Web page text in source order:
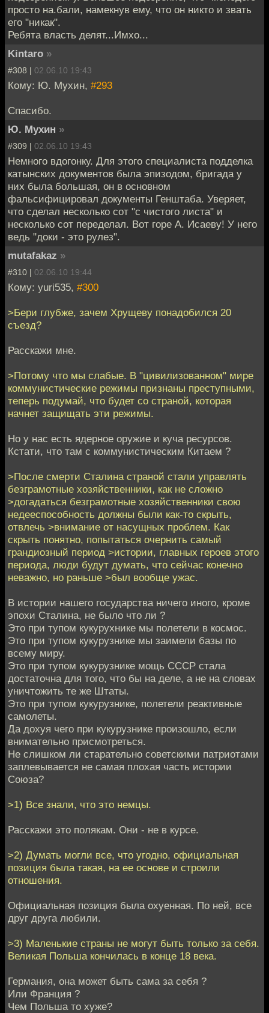
просто на.бали, намекнув ему, что он никто и звать
его "никак".
Ребята власть делят...Имхо...
Kintaro »
#308 | 02.06.10 19:43
Кому: Ю. Мухин, #293
Спасибо.
Ю. Мухин »
#309 | 02.06.10 19:43
Немного вдогонку. Для этого специалиста подделка
катынских документов была эпизодом, бригада у
них была большая, он в основном
фальсифицировал документы Генштаба. Уверяет,
что сделал несколько сот "с чистого листа" и
несколько сот переделал. Вот горе А. Исаеву! У него
ведь "доки - это рулез".
mutafakaz »
#310 | 02.06.10 19:44
Кому: yuri535, #300
>Бери глубже, зачем Хрущеву понадобился 20
съезд?
Расскажи мне.
>Потому что мы слабые. В "цивилизованном" мире
коммунистические режимы признаны преступными,
теперь подумай, что будет со страной, которая
начнет защищать эти режимы.
Но у нас есть ядерное оружие и куча ресурсов.
Кстати, что там с коммунистическим Китаем ?
>После смерти Сталина страной стали управлять
безграмотные хозяйственники, как не сложно
>догадаться безграмотные хозяйственники свою
недееспособность должны были как-то скрыть,
отвлечь >внимание от насущных проблем. Как
скрыть понятно, попытаться очернить самый
грандиозный период >истории, главных героев этого
периода, люди будут думать, что сейчас конечно
неважно, но раньше >был вообще ужас.
В истории нашего государства ничего иного, кроме
эпохи Сталина, не было что ли ?
Это при тупом кукурухнике мы полетели в космос.
Это при тупом кукурузнике мы заимели базы по
всему миру.
Это при тупом кукурузнике мощь СССР стала
достаточна для того, что бы на деле, а не на словах
уничтожить те же Штаты.
Это при тупом кукурузнике, полетели реактивные
самолеты.
Да дохуя чего при кукурузнике произошло, если
внимательно присмотреться.
Не слишком ли старательно советскими патриотами
заплевывается не самая плохая часть истории
Союза?
>1) Все знали, что это немцы.
Расскажи это полякам. Они - не в курсе.
>2) Думать могли все, что угодно, официальная
позиция была такая, на ее основе и строили
отношения.
Официальная позиция была охуенная. По ней, все
друг друга любили.
>3) Маленькие страны не могут быть только за себя.
Великая Польша кончилась в конце 18 века.
Германия, она может быть сама за себя ?
Или Франция ?
Чем Польша то хуже?